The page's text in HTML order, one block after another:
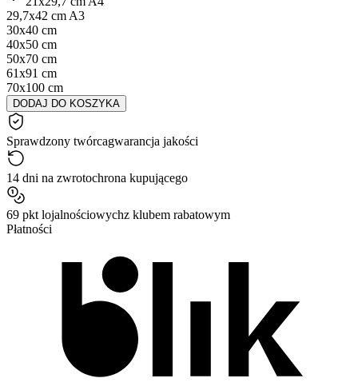
29,7x42 cm A3
30x40 cm
40x50 cm
50x70 cm
61x91 cm
70x100 cm
DODAJ DO KOSZYKA
Sprawdzony twórcagwarancja jakości
14 dni na zwrotochrona kupującego
69 pkt lojalnościowychz klubem rabatowym
Płatności